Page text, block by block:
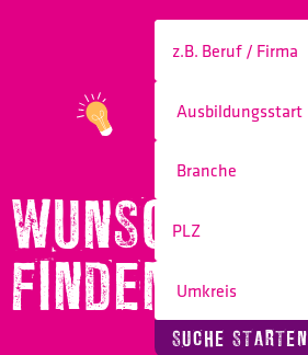
WUNSCHBERUF
FINDEN!
SUCHE STARTEN